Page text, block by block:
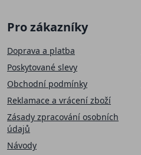
Pro zákazníky
Doprava a platba
Poskytované slevy
Obchodní podmínky
Reklamace a vrácení zboží
Zásady zpracování osobních
údajů
Návody